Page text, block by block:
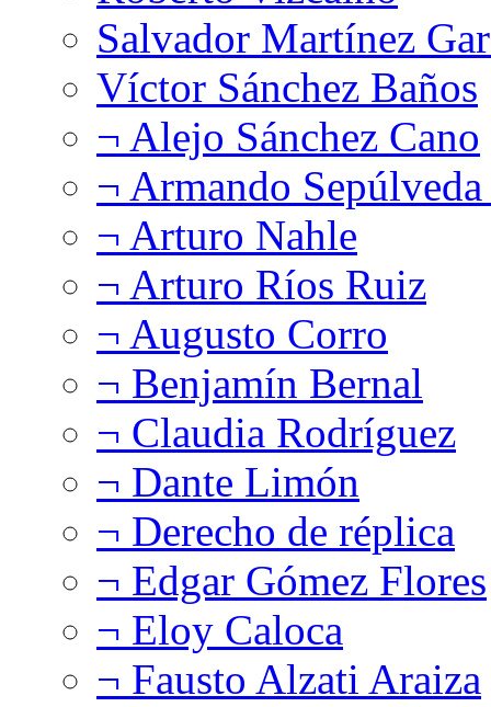
Salvador Martínez
Víctor Sánchez Baños
¬ Alejo Sánchez Cano
¬ Armando
¬ Arturo Nahle
¬ Arturo Ríos Ruiz
¬ Augusto Corro
¬ Benjamín Bernal
¬ Claudia Rodríguez
¬ Dante Limón
¬ Derecho de réplica
¬ Edgar Gómez Flores
¬ Eloy Caloca
¬ Fausto Alzati Araiza